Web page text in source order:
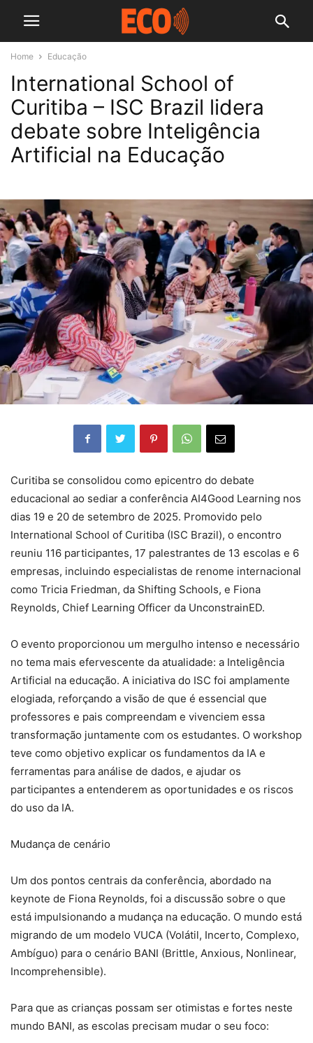
Home Educação
International School of
Curitiba – ISC Brazil lidera
debate sobre Inteligência
Artificial na Educação
Curitiba se consolidou como epicentro do debate
educacional ao sediar a conferência AI4Good Learning nos
dias 19 e 20 de setembro de 2025. Promovido pelo
International School of Curitiba (ISC Brazil), o encontro
reuniu 116 participantes, 17 palestrantes de 13 escolas e 6
empresas, incluindo especialistas de renome internacional
como Tricia Friedman, da Shifting Schools, e Fiona
Reynolds, Chief Learning Officer da UnconstrainED.
O evento proporcionou um mergulho intenso e necessário
no tema mais efervescente da atualidade: a Inteligência
Artificial na educação. A iniciativa do ISC foi amplamente
elogiada, reforçando a visão de que é essencial que
professores e pais compreendam e vivenciem essa
transformação juntamente com os estudantes. O workshop
teve como objetivo explicar os fundamentos da IA e
ferramentas para análise de dados, e ajudar os
participantes a entenderem as oportunidades e os riscos
do uso da IA.
Mudança de cenário
Um dos pontos centrais da conferência, abordado na
keynote de Fiona Reynolds, foi a discussão sobre o que
está impulsionando a mudança na educação. O mundo está
migrando de um modelo VUCA (Volátil, Incerto, Complexo,
Ambíguo) para o cenário BANI (Brittle, Anxious, Nonlinear,
Incomprehensible).
Para que as crianças possam ser otimistas e fortes neste
mundo BANI, as escolas precisam mudar o seu foco: